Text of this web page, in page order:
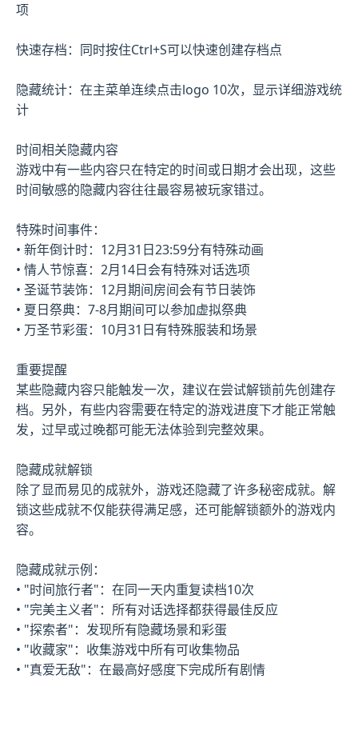
项
快速存档：同时按住Ctrl+S可以快速创建存档点
隐藏统计：在主菜单连续点击logo 10次，显示详细游戏统
计
时间相关隐藏内容
游戏中有一些内容只在特定的时间或日期才会出现，这些
时间敏感的隐藏内容往往最容易被玩家错过。
特殊时间事件：
• 新年倒计时：12月31日23:59分有特殊动画
• 情人节惊喜：2月14日会有特殊对话选项
• 圣诞节装饰：12月期间房间会有节日装饰
• 夏日祭典：7-8月期间可以参加虚拟祭典
• 万圣节彩蛋：10月31日有特殊服装和场景
重要提醒
某些隐藏内容只能触发一次，建议在尝试解锁前先创建存
档。另外，有些内容需要在特定的游戏进度下才能正常触
发，过早或过晚都可能无法体验到完整效果。
隐藏成就解锁
除了显而易见的成就外，游戏还隐藏了许多秘密成就。解
锁这些成就不仅能获得满足感，还可能解锁额外的游戏内
容。
隐藏成就示例：
• "时间旅行者"：在同一天内重复读档10次
• "完美主义者"：所有对话选择都获得最佳反应
• "探索者"：发现所有隐藏场景和彩蛋
• "收藏家"：收集游戏中所有可收集物品
• "真爱无敌"：在最高好感度下完成所有剧情